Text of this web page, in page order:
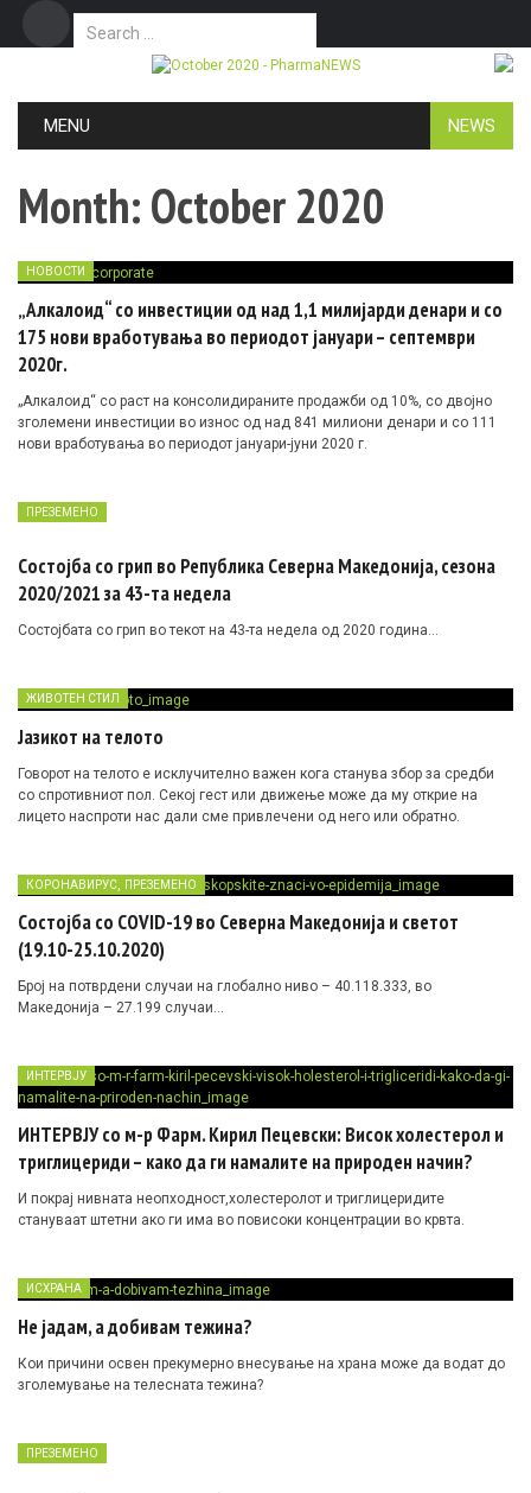
Search for:
MENU NEWS
Month:October 2020
НОВОСТИ
„Алкалоид“ со инвестиции од над 1,1 милијарди денари и со
175 нови вработувања во периодот јануари – септември
2020г.
„Алкалоид“ со раст на консолидираните продажби од 10%, со двојно
зголемени инвестиции во износ од над 841 милиони денари и со 111
нови вработувања во периодот јануари-јуни 2020 г.
ПРЕЗЕМЕНО
Состојба со грип во Република Северна Македонија, сезона
2020/2021 за 43-та недела
Состојбата со грип во текот на 43-та недела од 2020 година…
ЖИВОТЕН СТИЛ
Јазикот на телото
Говорот на телото е исклучително важен кога станува збор за средби
со спротивниот пол. Секој гест или движење може да му открие на
лицето наспроти нас дали сме привлечени од него или обратно.
КОРОНАВИРУС ПРЕЗЕМЕНО
Состојба со COVID-19 во Северна Македонија и светот
(19.10-25.10.2020)
Број на потврдени случаи на глобално ниво – 40.118.333, во
Македонија – 27.199 случаи…
ИНТЕРВЈУ
ИНТЕРВЈУ со м-р Фарм. Кирил Пецевски: Висок холестерол и
триглицериди – како да ги намалите на природен начин?
И покрај нивната неопходност,холестеролот и триглицеридите
стануваат штетни ако ги има во повисоки концентрации во крвта.
ИСХРАНА
Не јадам, а добивам тежина?
Кои причини освен прекумерно внесување на храна може да водат до
зголемување на телесната тежина?
ПРЕЗЕМЕНО